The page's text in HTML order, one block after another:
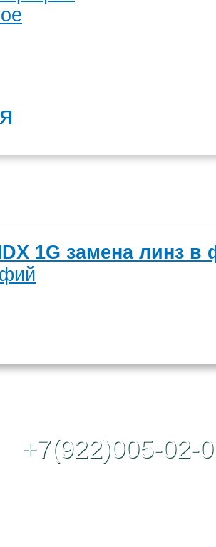
1G замена линз в
+7(922)005-02-